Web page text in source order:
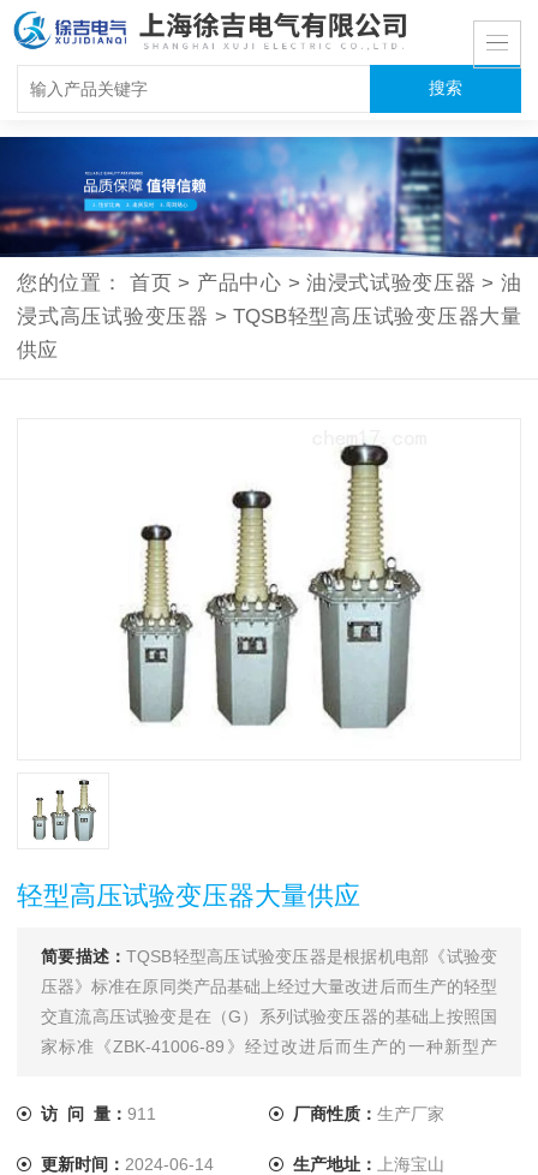
您的位置： 首页 > 产品中心 > 油浸式试验变压器 > 油
浸式高压试验变压器 > TQSB轻型高压试验变压器大量
供应
轻型高压试验变压器大量供应
简要描述：TQSB轻型高压试验变压器是根据机电部《试验变
压器》标准在原同类产品基础上经过大量改进后而生产的轻型
交直流高压试验变是在（G）系列试验变压器的基础上按照国
家标准《ZBK-41006-89》经过改进后而生产的一种新型产
访 问 量： 911 厂商性质： 生产厂家
更新时间： 2024-06-14 生产地址： 上海宝山